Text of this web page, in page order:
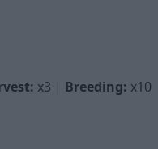
x3 | Breeding: x10